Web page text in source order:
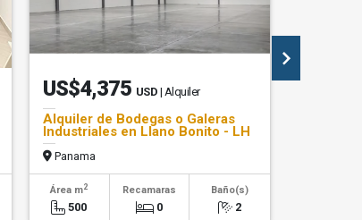
US$4,375 USD | Alquiler
Alquiler de Bodegas o Galeras
Industriales en Llano Bonito - LH
Panama
Área m2
500
Recamaras
0
Baño(s)
2